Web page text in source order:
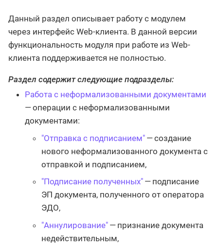
Данный раздел описывает работу с модулем
через интерфейс Web-клиента. В данной версии
функциональность модуля при работе из Web-
клиента поддерживается не полностью.
Раздел содержит следующие подразделы:
Работа с неформализованными документами
— операции с неформализованными
документами:
"Отправка с подписанием" — создание
нового неформализованного документа с
отправкой и подписанием,
"Подписание полученных" — подписание
ЭП документа, полученного от оператора
ЭДО,
"Аннулирование" — признание документа
недействительным,